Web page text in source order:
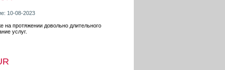
10-08-2023
на протяжении довольно длительного
услуг.